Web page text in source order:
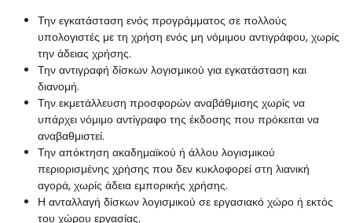
Την εγκατάσταση ενός προγράμματος σε πολλούς
υπολογιστές με τη χρήση ενός μη νόμιμου αντιγράφου, χωρίς
την άδειας χρήσης.
Την αντιγραφή δίσκων λογισμικού για εγκατάσταση και
διανομή.
Την εκμετάλλευση προσφορών αναβάθμισης χωρίς να
υπάρχει νόμιμο αντίγραφο της έκδοσης που πρόκειται να
αναβαθμιστεί.
Την απόκτηση ακαδημαϊκού ή άλλου λογισμικού
περιορισμένης χρήσης που δεν κυκλοφορεί στη λιανική
αγορά, χωρίς άδεια εμπορικής χρήσης.
Η ανταλλαγή δίσκων λογισμικού σε εργασιακό χώρο ή εκτός
του χώρου εργασίας.